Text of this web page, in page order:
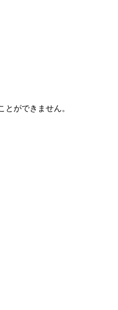
ができません。